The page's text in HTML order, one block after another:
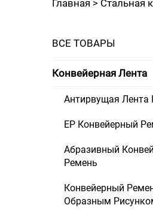
Главная > Стальная
ВСЕ ТОВАРЫ
Конвейерная Лента
Антирвущая Лента
EP Конвейерный
Абразивный
Ремень
Конвейерный
Образным